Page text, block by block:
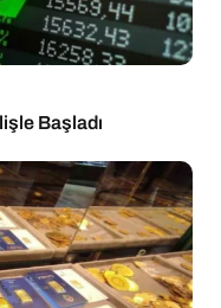
Başladı